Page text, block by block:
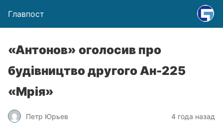
Главпост
«Антонов» оголосив про
будівництво другого Ан-225
«Мрія»
Петр Юрьев 4 года назад